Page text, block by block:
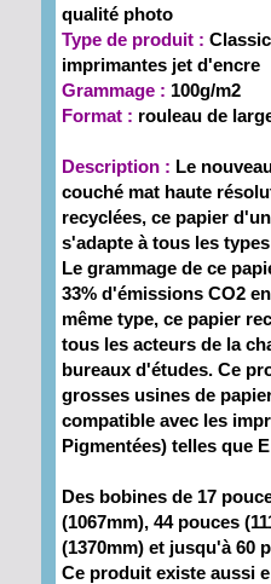
qualité photo
Type de produit :
imprimantes jet d'encre
Grammage : 100g/m2
Format : rouleau de
Description : Le
couché mat haute
recyclées, ce papier
s'adapte à tous les
Le grammage de ce
33% d'émissions CO2
même type, ce papier
tous les acteurs de la
bureaux d'études. Ce
grosses usines de
compatible avec les
Pigmentées) telles que
Des bobines de 17
(1067mm), 44 pouces
(1370mm) et jusqu'à 60
Ce produit existe aussi